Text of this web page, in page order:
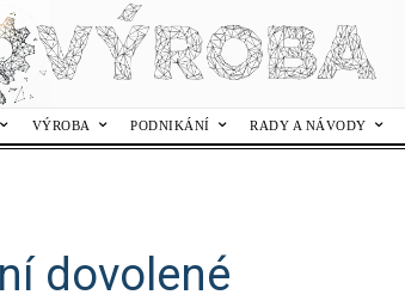
VÝROBA PODNIKÁNÍ RADY A NÁVODY
dovolené